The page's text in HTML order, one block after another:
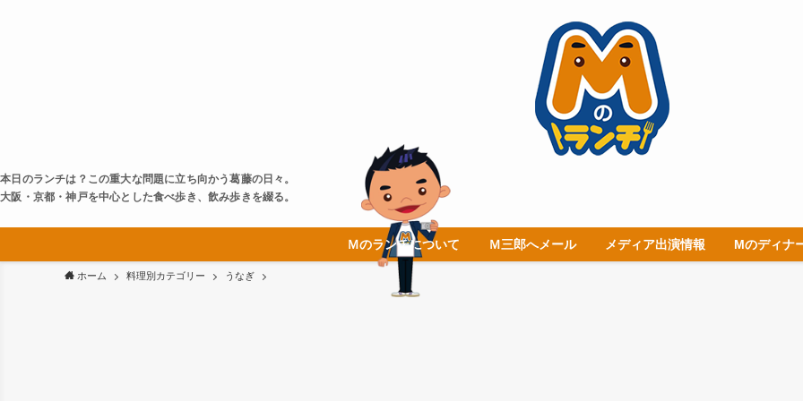
本日のランチは？この重大な問題に立ち向かう葛藤の日々。
大阪・京都・神戸を中心とした食べ歩き、飲み歩きを綴る。
Ｍのランチについて Ｍ三郎へメール メディア出演情報 Mのディナ
ホーム 料理別カテゴリー うなぎ